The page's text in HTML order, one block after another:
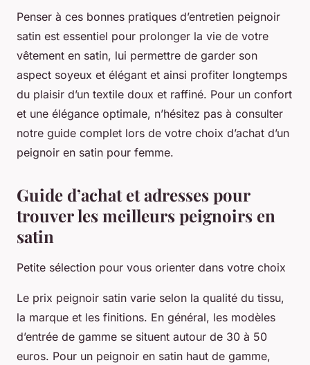
Penser à ces bonnes pratiques d’entretien peignoir
satin est essentiel pour prolonger la vie de votre
vêtement en satin, lui permettre de garder son
aspect soyeux et élégant et ainsi profiter longtemps
du plaisir d’un textile doux et raffiné. Pour un confort
et une élégance optimale, n’hésitez pas à consulter
notre guide complet lors de votre choix d’achat d’un
peignoir en satin pour femme.
Guide d’achat et adresses pour
trouver les meilleurs peignoirs en
satin
Petite sélection pour vous orienter dans votre choix
Le prix peignoir satin varie selon la qualité du tissu,
la marque et les finitions. En général, les modèles
d’entrée de gamme se situent autour de 30 à 50
euros. Pour un peignoir en satin haut de gamme,